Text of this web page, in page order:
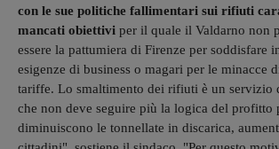
con le sue politiche fallimentari sui rifiuti
mancati obiettivi per il quale il Valdarno non
essere la pattumiera di Firenze per soddisfare
esigenze di business o magari per le minacce
tariffe. Lo smaltimento dei rifiuti è un servizio
che non deve seguire più la logica del profitto
diminuiscono le tonnellate in discarica,